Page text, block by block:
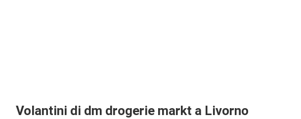
Volantini di dm drogerie markt a Livorno